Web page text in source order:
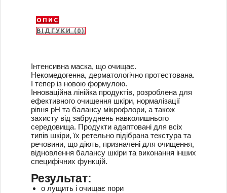
ОПИС
ВІДГУКИ (0)
Інтенсивна маска, що очищає.
Некомедогенна, дерматологічно протестована.
І тепер із новою формулою.
Інноваційна лінійка продуктів, розроблена для
ефективного очищення шкіри, нормалізації
рівня рН та балансу мікрофлори, а також
захисту від забруднень навколишнього
середовища. Продукти адаптовані для всіх
типів шкіри, їх ретельно підібрана текстура та
речовини, що діють, призначені для очищення,
відновлення балансу шкіри та виконання інших
специфічних функцій.
Результат:
о лущить і очищає пори